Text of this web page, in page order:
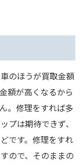
のほうが買取金額
額が高くなるから
。修理をすれば多
プは期待できず、
です。修理をすれ
ので、そのままの